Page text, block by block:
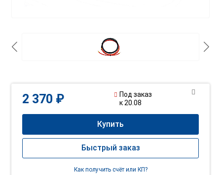
2 370 ₽
Под заказ
к 20.08
Купить
Быстрый заказ
Как получить счёт или КП?